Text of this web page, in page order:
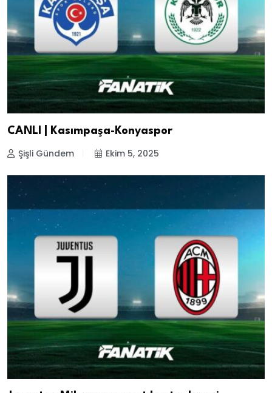
CANLI | Kasımpaşa-Konyaspor
Şişli Gündem Ekim 5, 2025